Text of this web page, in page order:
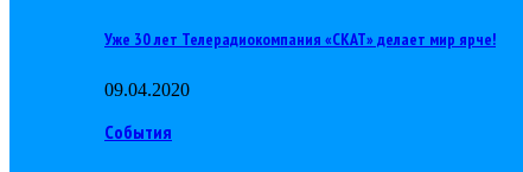
Уже 30 лет Телерадиокомпания «СКАТ» делает мир ярче!
09.04.2020
События